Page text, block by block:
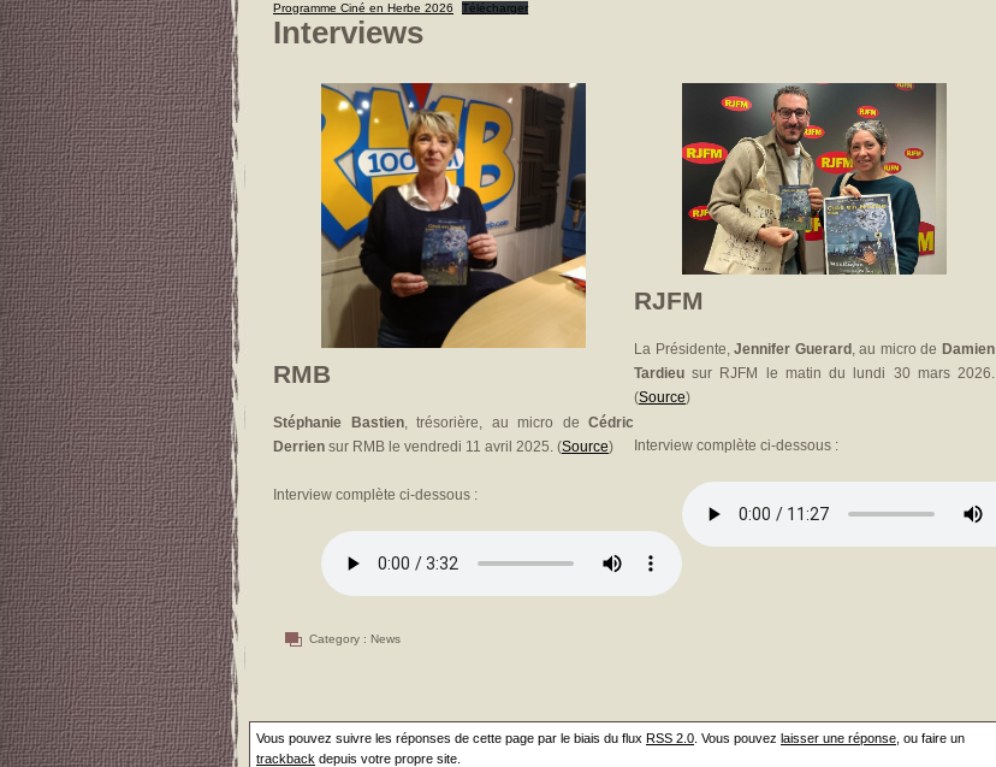
Programme Ciné en Herbe 2026 Télécharger
Interviews
RMB
Stéphanie Bastien, trésorière, au micro de Cédric
Derrien sur RMB le vendredi 11 avril 2025. (Source)
Interview complète ci-dessous :
RJFM
La Présidente,Jennifer Guerard, au micro deDamien
Tardieu sur RJFM le matin du lundi 30 mars 2026.
(Source)
Interview complète ci-dessous :
Category : News
Vous pouvez suivre les réponses de cette page par le biais du flux RSS 2.0 . Vous pouvez laisser une réponse , ou faire un
trackback depuis votre propre site.